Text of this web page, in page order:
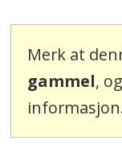
Merk at
gammel,